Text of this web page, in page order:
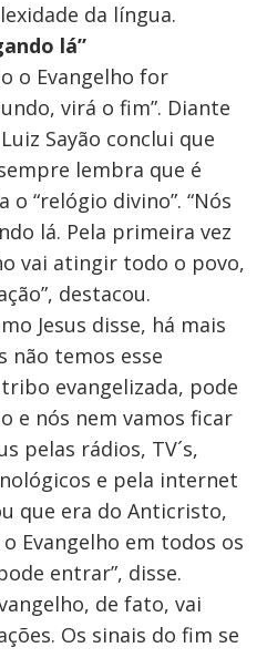
da língua.
lá”
o Evangelho for
virá o fim”. Diante
Sayão conclui que
lembra que é
“relógio divino”. “Nós
lá. Pela primeira vez
vai atingir todo o povo,
destacou.
Jesus disse, há mais
não temos esse
evangelizada, pode
e nós nem vamos ficar
pelas rádios, TV´s,
e pela internet
que era do Anticristo,
Evangelho em todos os
entrar”, disse.
de fato, vai
Os sinais do fim se